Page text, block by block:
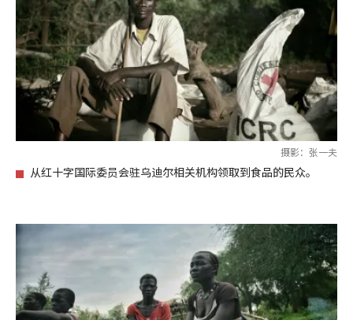
摄影：张一夫
从红十字国际委员会驻乌迪尔相关机构领取到食品的民众。